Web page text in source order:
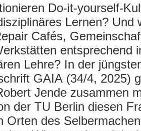
Do-it-yourself-
Lernen? Und
Cafés,
entsprechend
Lehre? In der
GAIA (34/4, 2025)
Jende zusammen
der TU Berlin diesen
Orten des